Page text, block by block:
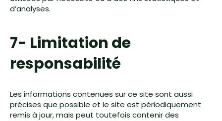
d’analyses.
7- Limitation de
responsabilité
Les informations contenues sur ce site sont aussi
précises que possible et le site est périodiquement
remis à jour, mais peut toutefois contenir des